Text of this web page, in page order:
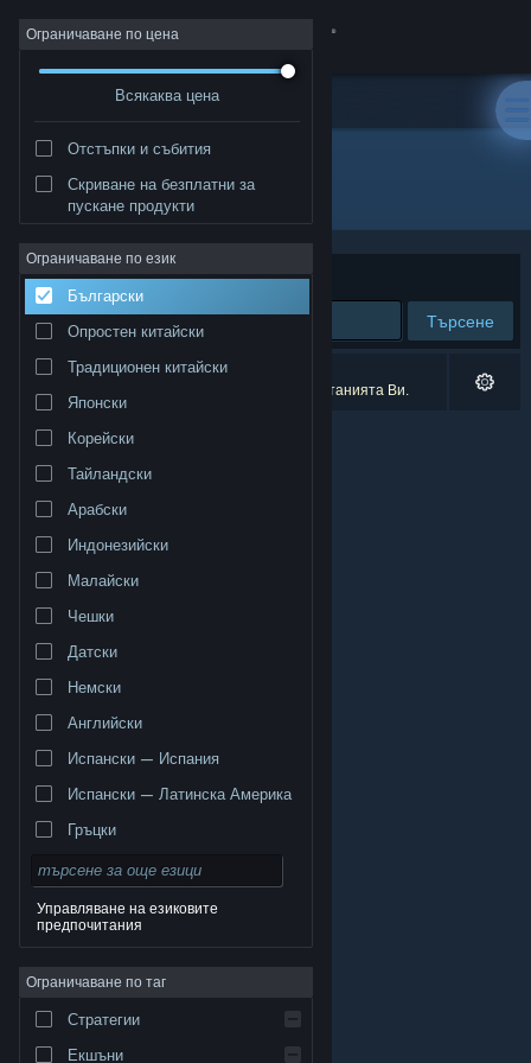
Вписване
Относно
Поддръжка
Смяна на езика
търговски марки принадлежат на съответните им
собственици в САЩ и други страни.
поверителност|Юридическа информация|
Достъпност|Условия за ползване на Steam
Възстановявания|Бисквитки
Ограничаване по цена
Всякаква цена
Отстъпки и събития
Скриване на безплатни за
пускане продукти
Ограничаване по език
Български
Опростен китайски
Традиционен китайски
Японски
Корейски
Тайландски
Арабски
Индонезийски
Малайски
Чешки
Датски
Немски
Английски
Испански — Испания
Испански — Латинска Америка
Гръцки
Управляване на езиковите
предпочитания
Ограничаване по таг
Стратегии
Екшъни
Разработчик: Rockstar North
Сортиране по Съответстване
Търсене
0 резултата съответстват на търсенето Ви.
3 заглавия бяха изключени спрямо предпочитанията Ви.